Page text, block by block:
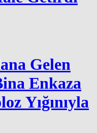
Gelen
Enkaza
Yığınıyla